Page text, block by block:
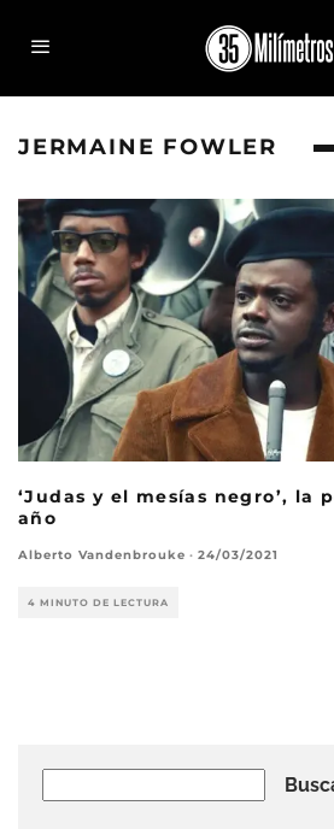
JERMAINE FOWLER
‘Judas y el mesías negro’, la
año
Alberto Vandenbrouke · 24/03/2021
4 MINUTO DE LECTURA